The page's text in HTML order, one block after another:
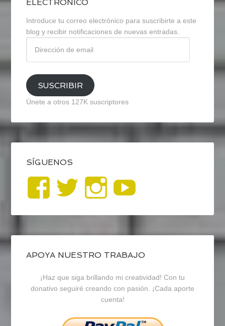
ELECTRÓNICO
Introduce tu correo electrónico para suscribirte a este
blog y recibir notificaciones de nuevas entradas.
email
SUSCRIBIR
Únete a otros 127K suscriptores
SÍGUENOS
Ver
perfil
de
blogrecursosep
en
Facebook
Ver
perfil
de
recursosep
en
Twitter
Ver
perfil
de
recursosep
en
Instagram
APOYA NUESTRO TRABAJO
¡Haz que siga brillando mi creatividad! Con tu
donativo seguiré creando con pasión. ¡Cada aporte
cuenta!